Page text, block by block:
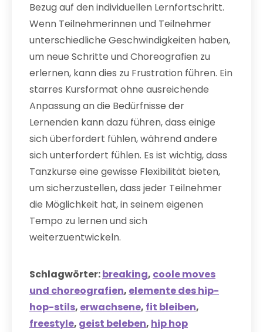
Bezug auf den individuellen Lernfortschritt.
Wenn Teilnehmerinnen und Teilnehmer
unterschiedliche Geschwindigkeiten haben,
um neue Schritte und Choreografien zu
erlernen, kann dies zu Frustration führen. Ein
starres Kursformat ohne ausreichende
Anpassung an die Bedürfnisse der
Lernenden kann dazu führen, dass einige
sich überfordert fühlen, während andere
sich unterfordert fühlen. Es ist wichtig, dass
Tanzkurse eine gewisse Flexibilität bieten,
um sicherzustellen, dass jeder Teilnehmer
die Möglichkeit hat, in seinem eigenen
Tempo zu lernen und sich
weiterzuentwickeln.
Schlagwörter:breaking, coole moves
und choreografien, elemente des hip-
hop-stils, erwachsene, fit bleiben,
freestyle, geist beleben, hip hop